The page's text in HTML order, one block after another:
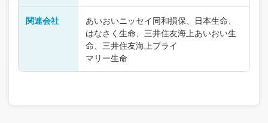
関連会社
あいおいニッセイ同和損保、日本生命、
はなさく生命、三井住友海上あいおい生
命、三井住友海上プライ
マリー生命